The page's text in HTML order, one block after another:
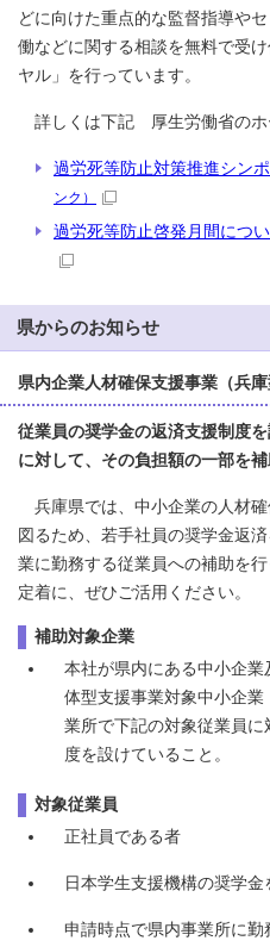
どに向けた重点的な監督指導や
働などに関する相談を無料で受
ヤル」を行っています。
詳しくは下記 厚生労働省のホ
過労死等防止対策推進シン
ンク）
過労死等防止啓発月間につ
県からのお知らせ
県内企業人材確保支援事業（兵
従業員の奨学金の返済支援制度
に対して、その負担額の一部を補
兵庫県では、中小企業の人材
図るため、若手社員の奨学金返
業に勤務する従業員への補助を
定着に、ぜひご活用ください。
補助対象企業
本社が県内にある中小企
体型支援事業対象中小企
業所で下記の対象従業員に
度を設けていること。
対象従業員
正社員である者
日本学生支援機構の奨学
申請時点で県内事業所に勤